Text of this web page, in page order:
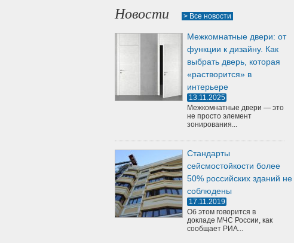
Новости > Все новости
Межкомнатные двери: от
функции к дизайну. Как
выбрать дверь, которая
«растворится» в
интерьере
13.11.2025
Межкомнатные двери — это
не просто элемент
зонирования...
Стандарты
сейсмостойкости более
50% российских зданий не
соблюдены
17.11.2019
Об этом говорится в
докладе МЧС России, как
сообщает РИА...